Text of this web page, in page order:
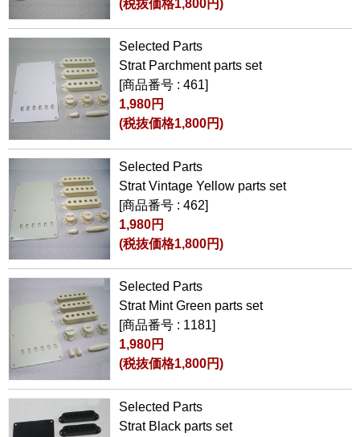
(税抜価格1,800円)
Selected Parts
Strat Parchment parts set
[商品番号 : 461]
1,980円
(税抜価格1,800円)
Selected Parts
Strat Vintage Yellow parts set
[商品番号 : 462]
1,980円
(税抜価格1,800円)
Selected Parts
Strat Mint Green parts set
[商品番号 : 1181]
1,980円
(税抜価格1,800円)
Selected Parts
Strat Black parts set